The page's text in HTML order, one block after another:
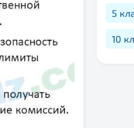
5
10